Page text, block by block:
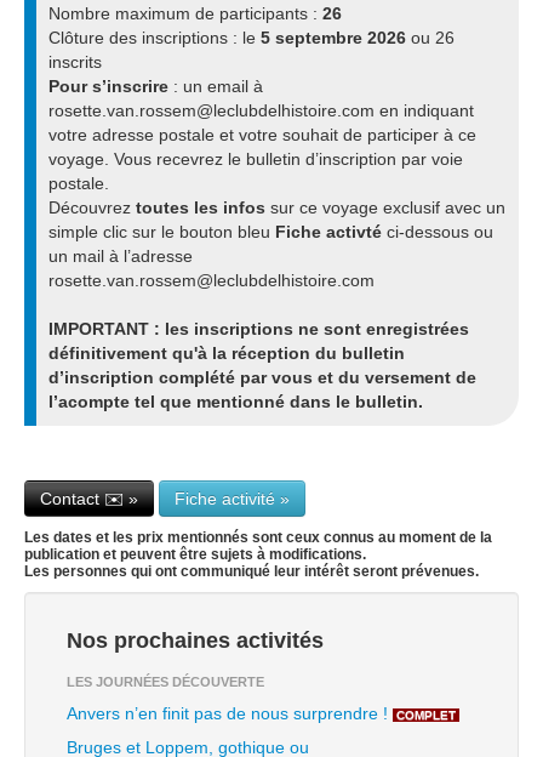
Nombre maximum de participants : 26
Clôture des inscriptions : le 5 septembre 2026 ou 26
inscrits
Pour s’inscrire : un email à
rosette.van.rossem@leclubdelhistoire.com en indiquant
votre adresse postale et votre souhait de participer à ce
voyage. Vous recevrez le bulletin d’inscription par voie
postale.
Découvrez toutes les infos sur ce voyage exclusif avec un
simple clic sur le bouton bleu Fiche activté ci-dessous ou
un mail à l’adresse
rosette.van.rossem@leclubdelhistoire.com
IMPORTANT : les inscriptions ne sont enregistrées
définitivement qu'à la réception du bulletin
d’inscription complété par vous et du versement de
l’acompte tel que mentionné dans le bulletin.
Contact ✉️ » Fiche activité »
Les dates et les prix mentionnés sont ceux connus au moment de la
publication et peuvent être sujets à modifications.
Les personnes qui ont communiqué leur intérêt seront prévenues.
Nos prochaines activités
LES JOURNÉES DÉCOUVERTE
Anvers n’en finit pas de nous surprendre ! COMPLET
Bruges et Loppem, gothique ou